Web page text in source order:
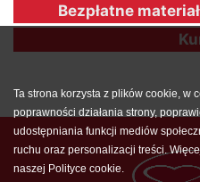
Bezpłatne
Ta strona korzysta z plików cookie, w
poprawności działania strony,
udostępniania funkcji mediów
ruchu oraz personalizacji treści.
naszej Polityce cookie.